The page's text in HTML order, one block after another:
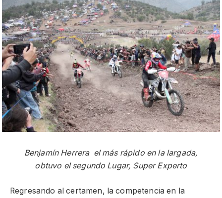
Benjamín Herrera el más rápido en la largada,
obtuvo el segundo Lugar, Super Experto
Regresando al certamen, la competencia en la